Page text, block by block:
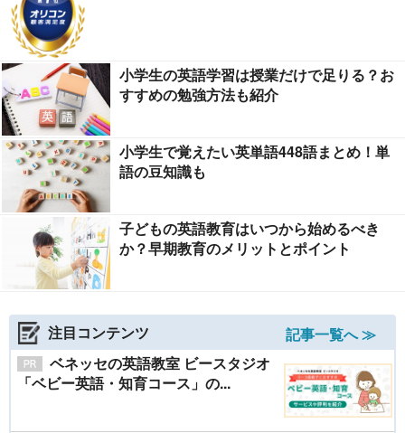
小学生の英語学習は授業だけで足りる？お
すすめの勉強方法も紹介
小学生で覚えたい英単語448語まとめ！単
語の豆知識も
子どもの英語教育はいつから始めるべき
か？早期教育のメリットとポイント
注目コンテンツ
記事一覧へ ≫
ベネッセの英語教室 ビースタジオ
「ベビー英語・知育コース」の...